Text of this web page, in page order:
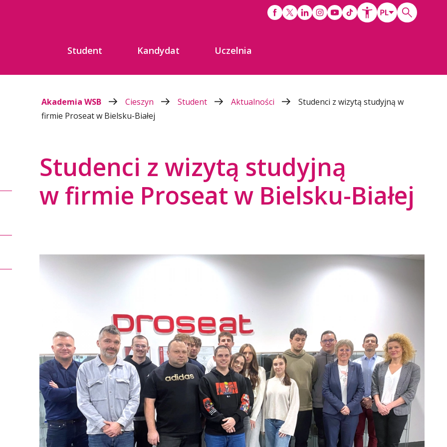
Student Kandydat Uczelnia
Akademia WSB Cieszyn Student Aktualności
Studenci z wizytą studyjną w
firmie Proseat w Bielsku-Białej
Studenci z wizytą studyjną
w firmie Proseat w Bielsku-Białej